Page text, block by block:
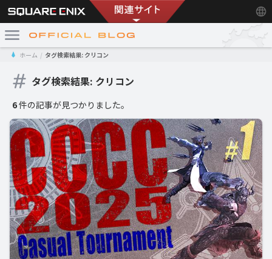
ホーム タグ検索結果: クリコン
タグ検索結果: クリコン
6件の記事が見つかりました。